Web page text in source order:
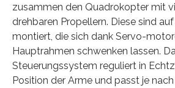
zusammen den Quadrokopter mit
drehbaren Propellern. Diese sind
montiert, die sich dank Servo-
Hauptrahmen schwenken lassen.
Steuerungssystem reguliert in
Position der Arme und passt je